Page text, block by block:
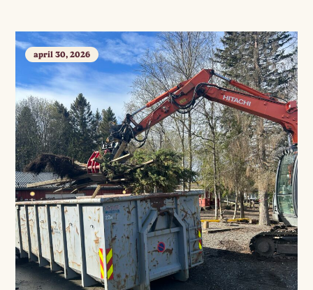
april 30, 2026